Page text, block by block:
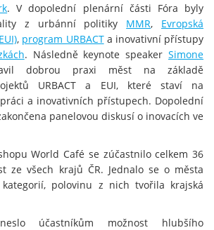
. V dopolední plenární části Fóra byly
z urbánní politiky MMR, Evropská
, program URBACTa inovativní přístupy
. Následně keynote speakerSimone
dobrou praxi měst na základě
URBACT a EUI, které staví na
a inovativních přístupech. Dopolední
panelovou diskusí o inovacích ve
World Café se zúčastnilo celkem 36
ze všech krajů ČR. Jednalo se o města
kategorií, polovinu z nich tvořila krajská
účastníkům možnost hlubšího